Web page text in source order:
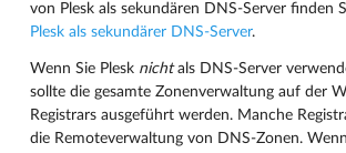
von Plesk als sekundären DNS-Server finden
Plesk als sekundärer DNS-Server.
Wenn Sie Plesk nichtals DNS-Server
sollte die gesamte Zonenverwaltung auf der
Registrars ausgeführt werden. Manche
die Remoteverwaltung von DNS-Zonen.